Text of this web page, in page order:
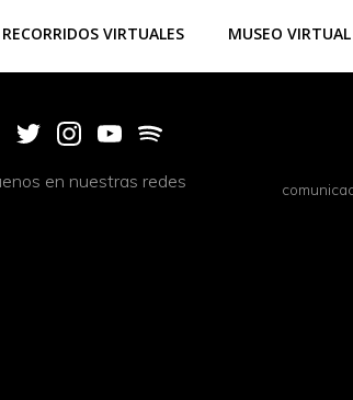
RECORRIDOS VIRTUALES MUSEO VIRTUAL
en nuestras redes